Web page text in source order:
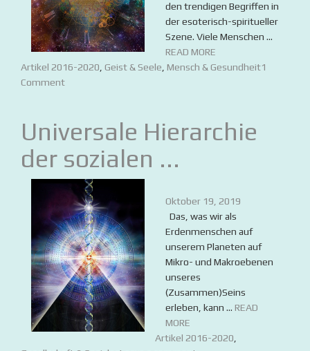
den trendigen Begriffen in
der esoterisch-spiritueller
Szene. Viele Menschen ...
READ MORE
Artikel 2016-2020 Geist & Seele Mensch & Gesundheit1
Comment
Universale Hierarchie
der sozialen ...
Oktober 19, 2019
Das, was wir als
Erdenmenschen auf
unserem Planeten auf
Mikro- und Makroebenen
unseres
(Zusammen)Seins
erleben, kann ... READ
MORE
Artikel 2016-2020